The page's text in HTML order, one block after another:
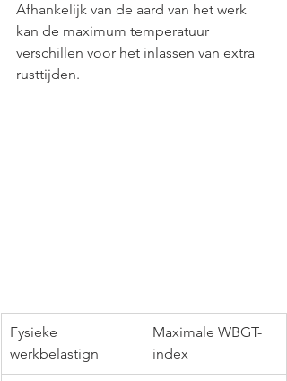
Afhankelijk van de aard van het werk
kan de maximum temperatuur
verschillen voor het inlassen van extra
rusttijden.
Fysieke
werkbelastign
Maximale WBGT-
index